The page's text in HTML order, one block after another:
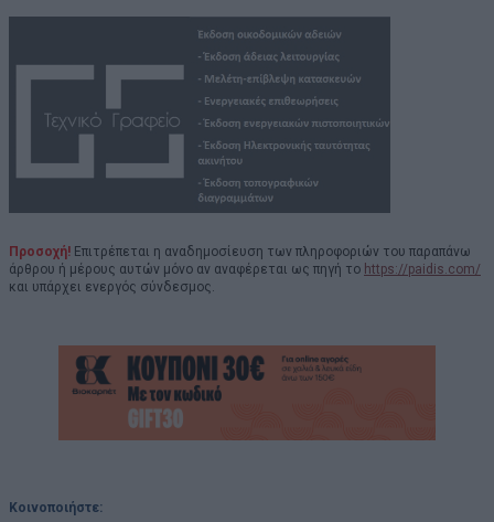
Προσοχή! Επιτρέπεται η αναδημοσίευση των πληροφοριών του παραπάνω
άρθρου ή μέρους αυτών μόνο αν αναφέρεται ως πηγή το https://paidis.com/
και υπάρχει ενεργός σύνδεσμος.
Κοινοποιήστε: